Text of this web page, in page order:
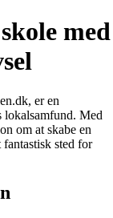
med
er en
lokalsamfund. Med
om at skabe en
sted for